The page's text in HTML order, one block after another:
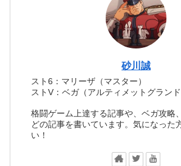
砂川誠
スト6：マリーザ（マスター）
ストV：ベガ（アルティメットグランド
格闘ゲーム上達する記事や、ベガ攻略
どの記事を書いています。気になった
い！